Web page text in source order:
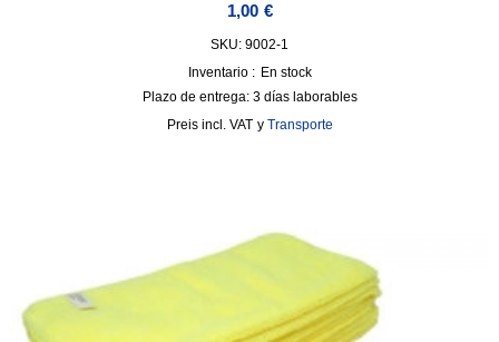
1,00 €
SKU: 9002-1
Inventario : En stock
Plazo de entrega: 3 días laborables
incl. VAT y Transporte